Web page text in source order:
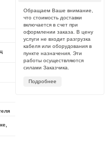
Обращаем Ваше внимание,
что стоимость доставки
включается в счет при
оформлении заказа. В цену
услуги не входит разгрузка
кабеля или оборудования в
пункте назначения. Эти
работы осуществляются
силами Заказчика.
Подробнее